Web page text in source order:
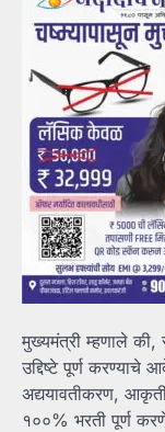
मुख्यमंत्री म्हणाले की,
उद्दिष्टे पूर्ण
अद्ययावतीकरण,
१००% भरती पूर्ण करणे